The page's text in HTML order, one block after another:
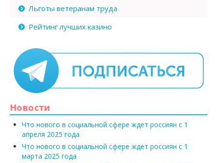
Льготы ветеранам труда
Рейтинг лучших казино
Новости
Что нового в социальной сфере ждет россиян с 1
апреля 2025 года
Что нового в социальной сфере ждет россиян с 1
марта 2025 года